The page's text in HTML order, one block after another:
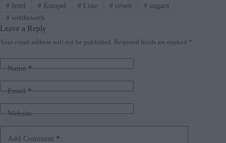
#hotel #Kumpel # Liste # reisen # ungarn
#wettbewerb
Leave a Reply
Your email address will not be published. Required fields are marked *
Name*
Email*
Website
Add Comment *